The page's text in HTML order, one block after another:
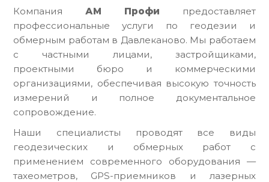
КомпанияАМ Профи предоставляет
профессиональные услуги по геодезии и
обмерным работам в Давлеканово. Мы работаем
с частными лицами, застройщиками,
проектными бюро и коммерческими
организациями, обеспечивая высокую точность
измерений и полное документальное
сопровождение.
Наши специалисты проводят все виды
геодезических и обмерных работ с
применением современного оборудования —
тахеометров, GPS-приемников и лазерных